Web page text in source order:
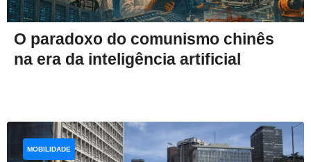
O paradoxo do comunismo chinês
na era da inteligência artificial
MOBILIDADE